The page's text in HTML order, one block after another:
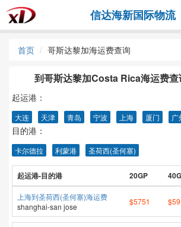
信达海新国际物流
首页 哥斯达黎加海运费查询
到哥斯达黎加Costa Rica海运费
起运港：
大连 天津 青岛 宁波 上海 厦门 广
目的港：
卡尔德拉 利蒙港 圣荷西(圣何塞)
起运港-目的港 20GP
上海到圣荷西(圣何塞)海运费
shanghai-san jose
$5751